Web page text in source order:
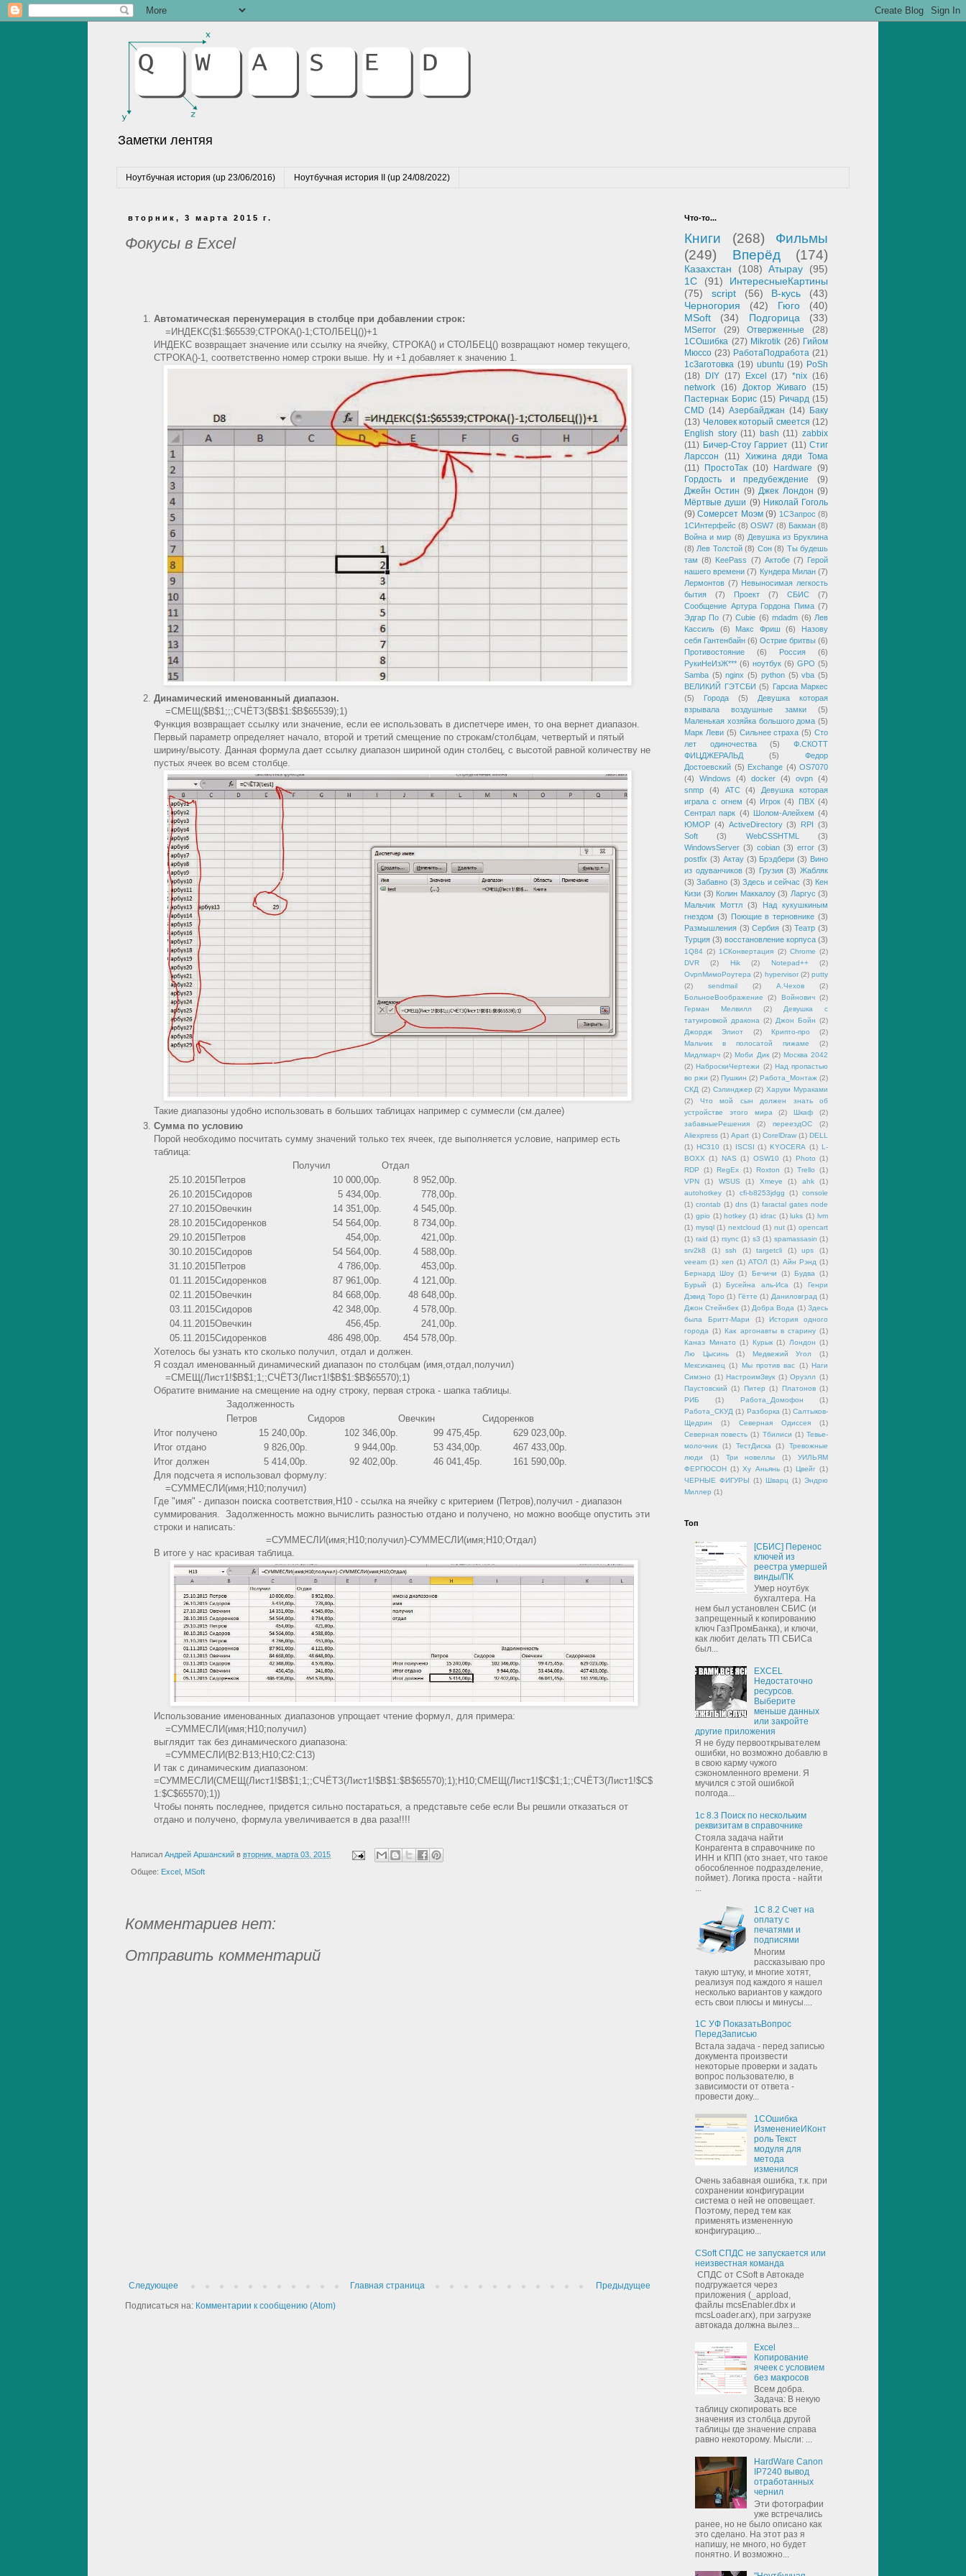
Заметки лентяя
Ноутбучная история (up 23/06/2016) Ноутбучная история II (up 24/08/2022)
вторник, 3 марта 2015 г.
Фокусы в Excel
Автоматическая перенумерация в столбце при добавлении строк:
=ИНДЕКС($1:$65539;СТРОКА()-1;СТОЛБЕЦ())+1
ИНДЕКС возвращает значение или ссылку на ячейку, СТРОКА() и СТОЛБЕЦ() возвращают номер текущего,
СТРОКА()-1, соответственно номер строки выше. Ну и +1 добавляет к значению 1.
Динамический именованный диапазон.
=СМЕЩ($B$1;;;СЧЁТЗ($B$1:$B$65539);1)
Функция возвращает ссылку или значение, если ее использовать в диспетчере имен, то она вернет диапазон.
Первый параметр определяет начало, второй и третий смещение по строкам/столбцам, четвертый и пятый
ширину/высоту. Данная формула дает ссылку диапазон шириной один столбец, с высотой равной количеству не
пустых ячеек во всем столбце.
Такие диапазоны удобно использовать в больших таблицах например с суммесли (см.далее)
Сумма по условию
Порой необходимо посчитать сумму значений только тех ячеек, где выполняется условие, например есть
таблица:
Получил
Отдал
25.10.2015Петров 10 000,00р.
8 952,00р.
26.10.2015Сидоров 5 434,00р.
778,00р.
27.10.2015Овечкин 14 351,00р.
4 545,00р.
28.10.2015Сидоренков 54 564,00р.
8 734,00р.
29.10.2015Петров 454,00р.
421,00р.
30.10.2015Сидоров 54 564,00р.
4 588,00р.
31.10.2015Петров 4 786,00р.
453,00р.
01.11.2015Сидоренков 87 961,00р.
4 121,00р.
02.11.2015Овечкин 84 668,00р.
48 648,00р.
03.11.2015Сидоров 42 348,00р.
4 578,00р.
04.11.2015Овечкин 456,45р.
241,00р.
05.11.2015Сидоренков 486 498,00р.
454 578,00р.
Хотелось бы узнать кто сколько получил, отдал и должен.
Я создал именованный динамический диапазон по столбцам (имя,отдал,получил)
=СМЕЩ(Лист1!$B$1;1;;СЧЁТЗ(Лист1!$B$1:$B$65570);1)
Обратите внимание на смещение на одну строку, первая строка - шапка таблицы.
Задолженность
Петров
Сидоров Овечкин
Сидоренков
Итог получено
15 240,00р. 102 346,00р. 99 475,45р.
629 023,00р.
Итог отдано
9 826,00р. 9 944,00р. 53 434,00р.
467 433,00р.
Итог должен
5 414,00р. 92 402,00р. 46 041,45р.
161 590,00р.
Для подсчета я использовал формулу:
=СУММЕСЛИ(имя;H10;получил)
Где "имя" - дипазон поиска соответствия,H10 - ссылка на ячейку с критерием (Петров),получил - диапазон
суммирования. Задолженность можно вычислить разностью отдано и получено, но можно вообще опустить эти
строки и написать:
=СУММЕСЛИ(имя;H10;получил)-СУММЕСЛИ(имя;H10;Отдал)
В итоге у нас красивая таблица.
Использование именованных диапазонов упрощает чтение формул, для примера:
=СУММЕСЛИ(имя;H10;получил)
выглядит так без динамического диапазона:
=СУММЕСЛИ(B2:B13;H10;C2:C13)
И так с динамическим диапазоном:
=СУММЕСЛИ(СМЕЩ(Лист1!$B$1;1;;СЧЁТЗ(Лист1!$B$1:$B$65570);1);H10;СМЕЩ(Лист1!$C$1;1;;СЧЁТЗ(Лист1!$C$
1:$C$65570);1))
Чтобы понять последнее, придется сильно постараться, а представьте себе если Вы решили отказаться от
отдано и получено, формула увеличивается в два раза!!!!
Написал Андрей Аршанский в вторник, марта 03, 2015
Общее: Excel MSoft
Комментариев нет:
Отправить комментарий
Следующее Предыдущее
Главная страница
Подписаться на: Комментарии к сообщению (Atom)
Что-то...
Книги (268)
Фильмы
(249)
Вперёд (174)
Казахстан (108) Атырау
(95)
1С
(91)
ИнтересныеКартины
(75)
script (56) В-кусь
(43)
Черногория
(42) Гюго
(40)
MSoft
(34) Подгорица (33)
MSerror (29) Отверженные
(28)
1СОшибка (27) Mikrotik (26) Гийом
Мюссо (23) РаботаПодработа (21)
1сЗаготовка (19) ubuntu (19) PoSh
(18)
DIY (17) Excel (17) *nix (16)
network (16) Доктор Живаго (15)
Пастернак Борис (15) Ричард (15)
CMD (14) Азербайджан (14) Баку
(13) Человек который смеется (12)
English story (11) bash (11) zabbix
(11) Бичер-Стоу Гарриет (11) Стиг
Ларссон
(11) Хижина дяди Тома
(11)
ПростоТак (10) Hardware (9)
Гордость и предубеждение
(9)
Джейн Остин (9) Джек Лондон (9)
Мёртвые души (9) Николай Гоголь
(9) Сомерсет Моэм (9) 1СЗапрос (8)
1СИнтерфейс (8) OSW7 (8) Бакман (8)
Война и мир (8) Девушка из Бруклина
(8) Лев Толстой (8) Сон (8) Ты будешь
там (8) KeePass (7) Актобе (7)
Герой
нашего времени (7) Кундера Милан (7)
Лермонтов (7) Невыносимая легкость
бытия
(7) Проект (7) СБИС
(7)
Сообщение Артура Гордона Пима (7)
Эдгар По (7) Cubie (6) mdadm (6) Лев
Кассиль
(6) Макс Фриш (6)
Назову
себя Гантенбайн (6) Острие бритвы (6)
Противостояние
(6) Россия
(6)
РукиНеИзЖ*** (6) ноутбук (6) GPO (5)
Samba (5) nginx (5) python (5) vba (5)
ВЕЛИКИЙ ГЭТСБИ (5)
Гарсиа Маркес
(5)
Города (5)
Девушка которая
взрывала воздушные замки
(5)
Маленькая хозяйка большого дома (5)
Марк Леви (5) Сильнее страха (5) Сто
лет одиночества
(5)
Ф.СКОТТ
ФИЦДЖЕРАЛЬД
(5)
Федор
Достоевский (5) Exchange (4) OS7070
(4)
Windows (4) docker (4) ovpn (4)
snmp
(4) АТС (4)
Девушка которая
играла с огнем (4) Игрок (4) ПВХ (4)
Сентрал парк (4) Шолом-Алейхем (4)
ЮМОР (4) ActiveDirectory (3) RPI
(3)
Soft
(3) WebCSSHTML
(3)
WindowsServer (3) cobian (3) error (3)
postfix (3) Актау (3) Брэдбери (3) Вино
из одуванчиков (3) Грузия (3) Жабляк
(3) Забавно (3) Здесь и сейчас (3) Кен
Кизи (3) Колин Маккалоу (3) Ларгус (3)
Мальчик Моттл (3)
Над кукушкиным
гнездом (3) Поющие в терновнике (3)
Размышления (3) Сербия (3) Театр (3)
Турция (3) восстановление корпуса (3)
1Q84 (2) 1СКонвертация (2) Chrome (2)
DVR
(2) Hik (2) Notepad++
(2)
OvpnМимоРоутера (2) hypervisor (2) putty
(2)
sendmail (2) А.Чехов
(2)
БольноеВоображение
(2) Войнович (2)
Герман Мелвилл
(2)
Девушка с
татуировкой дракона (2) Джон Бойн (2)
Джордж Элиот
(2) Крипто-про
(2)
Мальчик в полосатой пижаме
(2)
Мидлмарч (2) Моби Дик (2) Москва 2042
(2) НаброскиЧертежи (2) Над пропастью
во ржи (2) Пушкин (2) Работа_Монтаж (2)
СКД (2) Сэлинджер (2) Харуки Мураками
(2)
Что мой сын должен знать об
устройстве этого мира
(2) Шкаф
(2)
забавныеРешения
(2) переездОС
(2)
Aliexpress (1) Apart (1) CorelDraw (1) DELL
(1) HC310 (1) ISCSI (1) KYOCERA (1) L-
BOXX (1) NAS (1) OSW10 (1) Photo (1)
RDP
(1) RegEx (1) Roxton (1) Trello
(1)
VPN
(1) WSUS (1) Xmeye (1) ahk
(1)
autohotkey (1) cfi-b8253jdgg (1) console
(1) crontab (1) dns (1) faractal gates node
(1) gpio (1) hotkey (1) idrac (1) luks (1) lvm
(1) mysql (1) nextcloud (1) nut (1) opencart
(1) raid (1) rsync (1) s3 (1) spamassasin (1)
srv2k8
(1) ssh (1) targetcli (1) ups
(1)
veeam (1) xen (1) АТОЛ (1) Айн Рэнд (1)
Бернард Шоу (1) Бечичи (1) Будва (1)
Бурый
(1) Бусейна аль-Иса (1)
Генри
Дэвид Торо (1) Гётте (1) Даниловград (1)
Джон Стейнбек (1) Добра Вода (1) Здесь
была Бритт-Мари
(1)
История одного
города (1) Как аргонавты в старину (1)
Канаэ Минато (1) Курык (1) Лондон (1)
Лю Цысинь
(1) Медвежий Угол
(1)
Мексиканец (1) Мы против вас (1) Наги
Симэно (1) НастроимЗвук (1) Оруэлл (1)
Паустовский (1) Питер (1) Платонов (1)
РИБ
(1) Работа_Домофон
(1)
Работа_СКУД (1) Разборка (1) Салтыков-
Щедрин
(1) Северная Одиссея
(1)
Северная повесть (1) Тбилиси (1) Тевье-
молочник
(1) ТестДиска (1)
Тревожные
люди
(1) Три новеллы (1)
УИЛЬЯМ
ФЕРГЮСОН (1) Ху Аньянь (1) Цвейг (1)
ЧЕРНЫЕ ФИГУРЫ
(1) Шварц (1) Эндрю
Миллер (1)
Топ
[СБИС] Перенос
ключей из
реестра умершей
винды/ПК
Умер ноутбук
бухгалтера. На
нем был установлен СБИС (и
запрещенный к копированию
ключ ГазПромБанка), и ключи,
как любит делать ТП СБИСа
был...
EXCEL
Недостаточно
ресурсов.
Выберите
меньше данных
или закройте
другие приложения
Я не буду первооткрывателем
ошибки, но возможно добавлю в
в свою карму чужого
сэкономленного времени. Я
мучился с этой ошибкой
полгода...
1с 8.3 Поиск по нескольким
реквизитам в справочнике
Стояла задача найти
Конрагента в справочнике по
ИНН и КПП (кто знает, что такое
обособленное подразделение,
поймет). Логика проста - найти
1С 8.2 Счет на
оплату с
печатями и
подписями
Многим
рассказываю про
такую штуку, и многие хотят,
реализуя под каждого я нашел
несколько вариантов у каждого
есть свои плюсы и минусы....
1С УФ ПоказатьВопрос
ПередЗаписью
Встала задача - перед записью
документа произвести
некоторые проверки и задать
вопрос пользователю, в
зависимости от ответа -
провести доку...
1СОшибка
ИзменениеИКонт
роль Текст
модуля для
метода
изменился
Очень забавная ошибка, т.к. при
сохранении конфигурации
система о ней не оповещает.
Поэтому, перед тем как
применять измененную
конфигурацию...
CSoft СПДС не запускается или
неизвестная команда
СПДС от CSoft в Автокаде
подгружается через
приложения (_appload,
файлы mcsEnabler.dbx и
mcsLoader.arx), при загрузке
автокада должна вылез...
Excel
Копирование
ячеек с условием
без макросов
Всем добра.
Задача: В некую
таблицу скопировать все
значения из столбца другой
таблицы где значение справа
равно некоторому. Мысли: ...
HardWare Canon
IP7240 вывод
отработанных
чернил
Эти фотографии
уже встречались
ранее, но не было описано как
это сделано. На этот раз я
напишу, не много, но будет
понятно. И возможно...